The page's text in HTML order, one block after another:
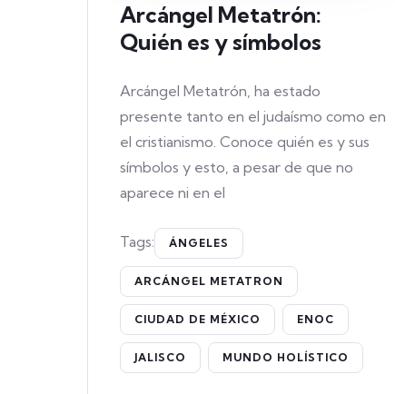
Arcángel Metatrón:
Quién es y símbolos
Arcángel Metatrón, ha estado
presente tanto en el judaísmo como en
el cristianismo. Conoce quién es y sus
símbolos y esto, a pesar de que no
aparece ni en el
Tags: ÁNGELES
ARCÁNGEL METATRON
CIUDAD DE MÉXICO ENOC
JALISCO MUNDO HOLÍSTICO